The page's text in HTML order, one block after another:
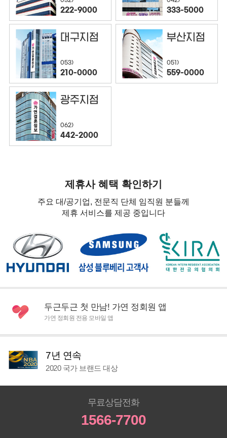
222-9000 333-5000
대구지점
053)
210-0000
부산지점
051)
559-0000
광주지점
062)
442-2000
제휴사 혜택 확인하기
주요 대/공기업, 전문직 단체 임직원 분들께
제휴 서비스를 제공 중입니다
두근두근 첫 만남! 가연 정회원 앱
가연 정회원 전용 모바일 앱
7년 연속
2020 국가 브랜드 대상
무료상담전화
1566-7700